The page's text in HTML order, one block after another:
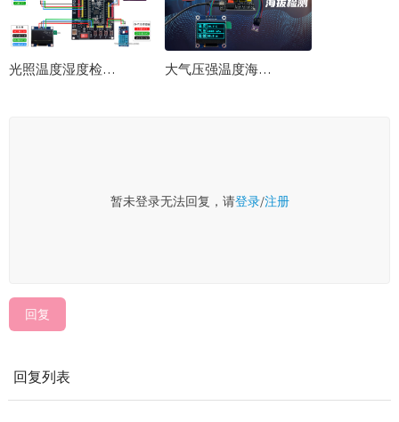
光照温度湿度检测显示阈值控制Pico-RP2040使用Python编程实战开发教程 大气压强温度海拔检测显示阈值控制Pico-RP2040使用Python编程实战开发教程
暂未登录无法回复，请登录/注册
回复
回复列表